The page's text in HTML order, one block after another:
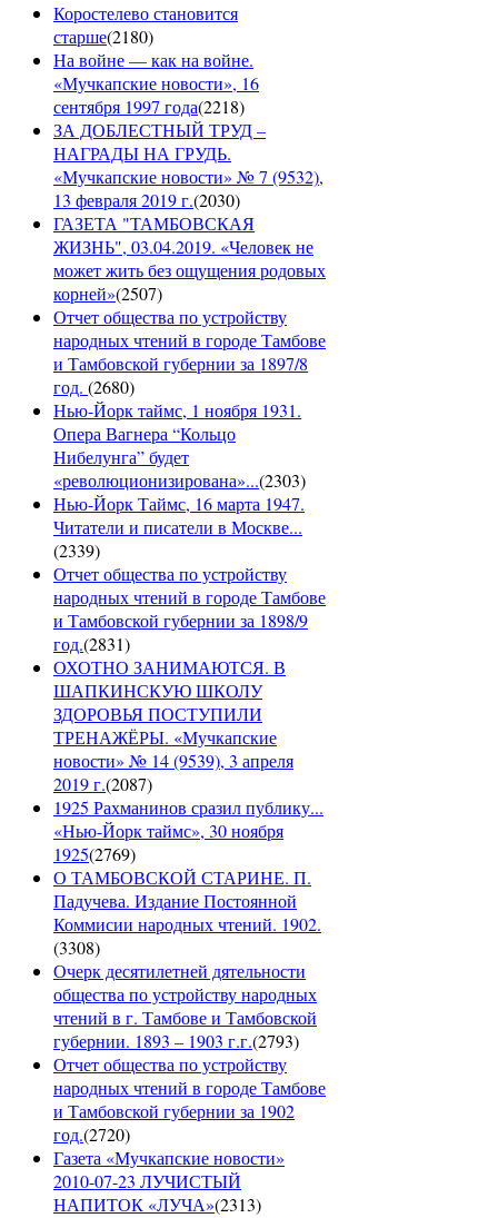
Коростелево становится
старше(2180)
На войне — как на войне.
«Мучкапские новости», 16
сентября 1997 года(2218)
ЗА ДОБЛЕСТНЫЙ ТРУД –
НАГРАДЫ НА ГРУДЬ.
«Мучкапские новости» № 7 (9532),
13 февраля 2019 г.(2030)
ГАЗЕТА "ТАМБОВСКАЯ
ЖИЗНЬ", 03.04.2019. «Человек не
может жить без ощущения родовых
корней»(2507)
Отчет общества по устройству
народных чтений в городе Тамбове
и Тамбовской губернии за 1897/8
год. (2680)
Нью-Йорк таймс, 1 ноября 1931.
Опера Вагнера “Кольцо
Нибелунга” будет
«революционизирована»...(2303)
Нью-Йорк Таймс, 16 марта 1947.
Читатели и писатели в Москве...
(2339)
Отчет общества по устройству
народных чтений в городе Тамбове
и Тамбовской губернии за 1898/9
год.(2831)
ОХОТНО ЗАНИМАЮТСЯ. В
ШАПКИНСКУЮ ШКОЛУ
ЗДОРОВЬЯ ПОСТУПИЛИ
ТРЕНАЖЁРЫ. «Мучкапские
новости» № 14 (9539), 3 апреля
2019 г.(2087)
1925 Рахманинов сразил публику...
«Нью-Йорк таймс», 30 ноября
1925(2769)
О ТАМБОВСКОЙ СТАРИНЕ. П.
Падучева. Издание Постоянной
Коммисии народных чтений. 1902.
(3308)
Очерк десятилетней дятельности
общества по устройству народных
чтений в г. Тамбове и Тамбовской
губернии. 1893 – 1903 г.г.(2793)
Отчет общества по устройству
народных чтений в городе Тамбове
и Тамбовской губернии за 1902
год.(2720)
Газета «Мучкапские новости»
2010-07-23 ЛУЧИСТЫЙ
НАПИТОК «ЛУЧА»(2313)